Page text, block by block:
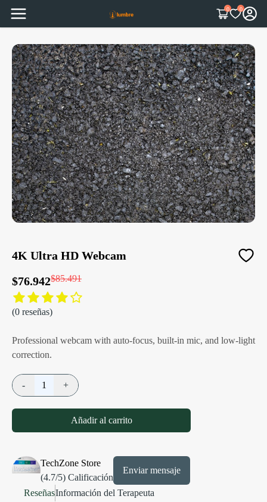
0 0
4K Ultra HD Webcam
$76.942$85.491
(0 reseñas)
Professional webcam with auto-focus, built-in mic, and low-light
correction.
- 1 +
Añadir al carrito
TechZone Store
(4.7/5) Calificación
Enviar mensaje
ReseñasInformación del Terapeuta